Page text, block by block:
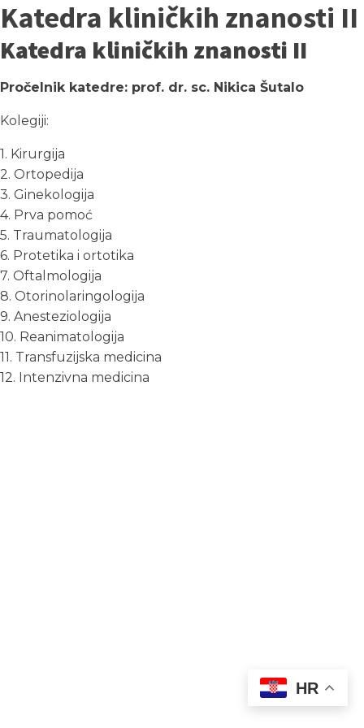
Katedra kliničkih znanosti II
Katedra kliničkih znanosti II
Pročelnik katedre: prof. dr. sc. Nikica Šutalo
Kolegiji:
1. Kirurgija
2. Ortopedija
3. Ginekologija
4. Prva pomoć
5. Traumatologija
6. Protetika i ortotika
7. Oftalmologija
8. Otorinolaringologija
9. Anesteziologija
10. Reanimatologija
11. Transfuzijska medicina
12. Intenzivna medicina
HR